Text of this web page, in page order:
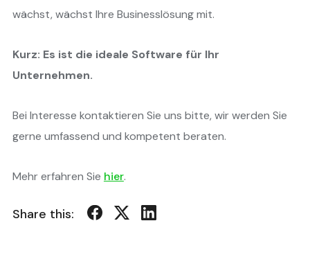
wächst, wächst Ihre Businesslösung mit.
Kurz: Es ist die ideale Software für Ihr
Unternehmen.
Bei Interesse kontaktieren Sie uns bitte, wir werden Sie
gerne umfassend und kompetent beraten.
Mehr erfahren Sie hier.
Share this: